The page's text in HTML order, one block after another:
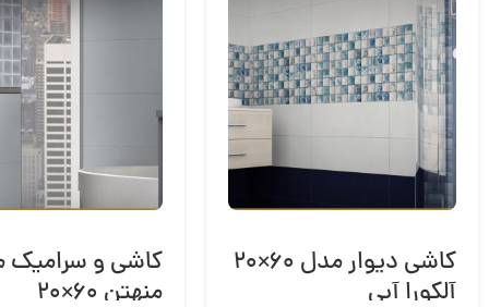
کاشی دیوار مدل ۶۰×۲۰
آلکورا آبی
کاشی و سرامیک
منهتن ۶۰×۲۰